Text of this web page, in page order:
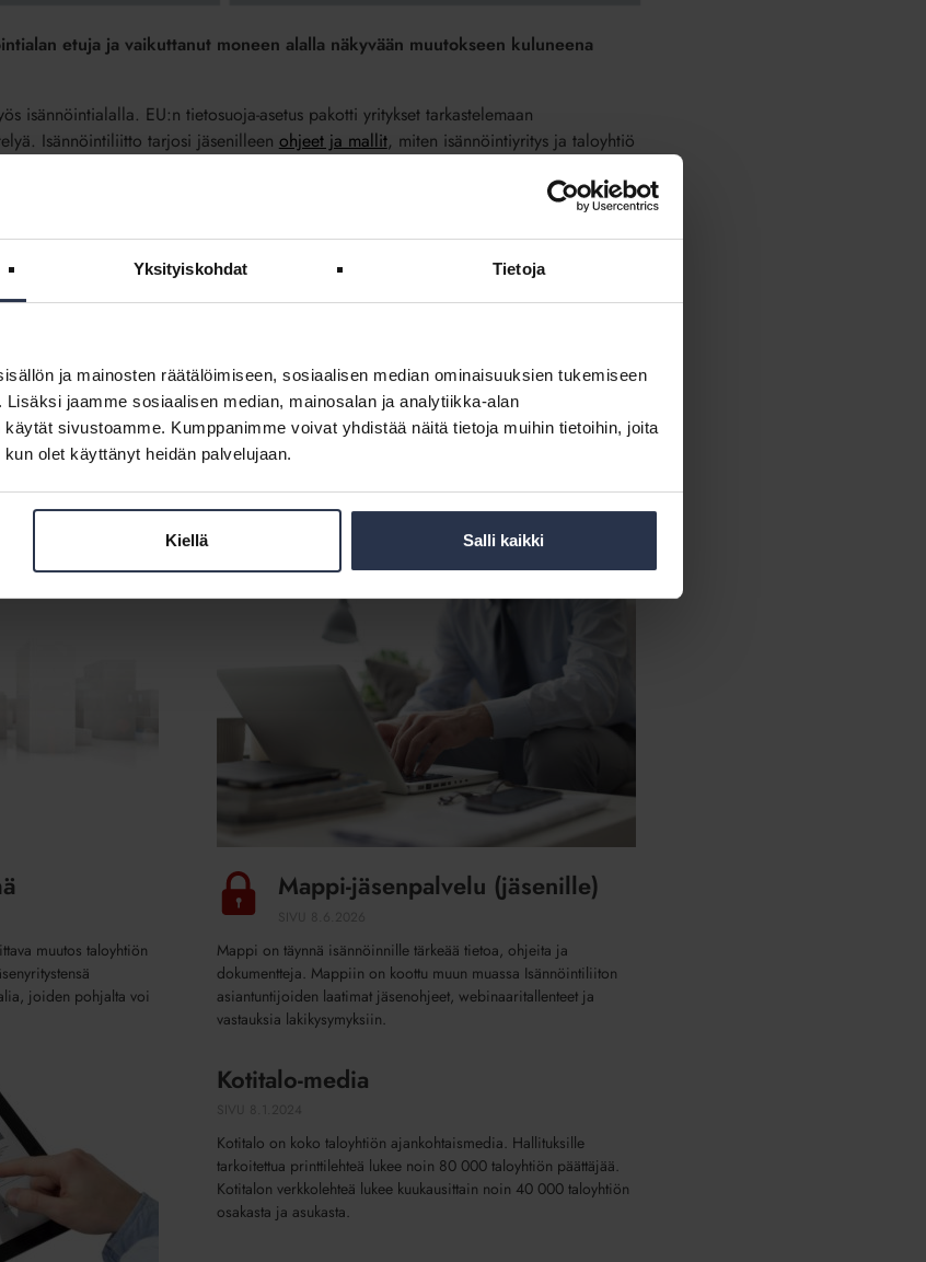
Yksityiskohdat Tietoja
ja mainosten räätälöimiseen, sosiaalisen median ominaisuuksien tukemiseen
jaamme sosiaalisen median, mainosalan ja analytiikka-alan
sivustoamme. Kumppanimme voivat yhdistää näitä tietoja muihin tietoihin, joita
olet käyttänyt heidän palvelujaan.
Kiellä Salli kaikki
etuja ja vaikuttanut moneen alalla näkyvään muutokseen kuluneena
isännöintialalla. EU:n tietosuoja-asetus pakotti yritykset tarkastelemaan
Isännöintiliitto tarjosi jäsenilleen ohjeet ja mallit, miten isännöintiyritys ja taloyhtiö
saanut viranomaiset ymmärtämään isännöinnin merkityksen osakehuoneistorekisterille.
pidetty ajan tasalla, jotta ohjelmat pystyvät uudistukseen ensi vuonna.
perehdyttämisessä ja ymmärryksen lisäämisessä julkisella viestinnällä,
. Jäsenen tärkein tiedonlähde on isannointiliitto.fi, jonka jäsenhjeet ja aineistot
yläkulmasta.
vuodesta, rauhallista joulun odotusta sekä
menestystä vuodelle 2019!
muutos taloyhtiön
joiden pohjalta voi
Mappi-
Mappi-jäsenpalvelu (jäsenille)
Mappi on täynnä isännöinnille tärkeää tietoa, ohjeita ja
dokumentteja. Mappiin on koottu muun muassa Isännöintiliiton
asiantuntijoiden laatimat jäsenohjeet, webinaaritallenteet ja
vastauksia lakikysymyksiin.
Kotitalo-
Kotitalo-media
Kotitalo on koko taloyhtiön ajankohtaismedia. Hallituksille
tarkoitettua printtilehteä lukee noin 80 000 taloyhtiön päättäjää.
Kotitalon verkkolehteä lukee kuukausittain noin 40 000 taloyhtiön
osakasta ja asukasta.